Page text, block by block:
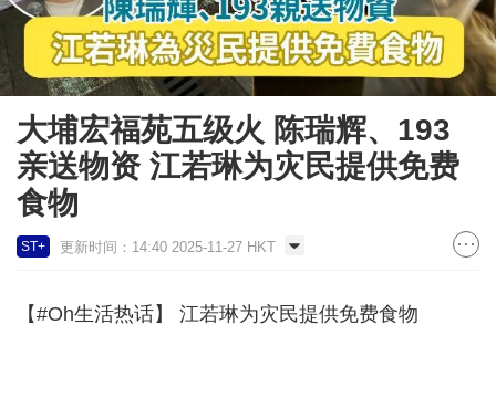
大埔宏福苑五级火 陈瑞辉、193
亲送物资 江若琳为灾民提供免费
食物
ST+ 更新时间：14:40 2025-11-27 HKT
【#Oh生活热话】 江若琳为灾民提供免费食物